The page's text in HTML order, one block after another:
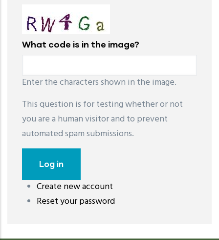
What code is in the image?
Enter the characters shown in the image.
This question is for testing whether or not
you are a human visitor and to prevent
automated spam submissions.
Create new account
Reset your password
레딧 다운로드coloring pages printable
download